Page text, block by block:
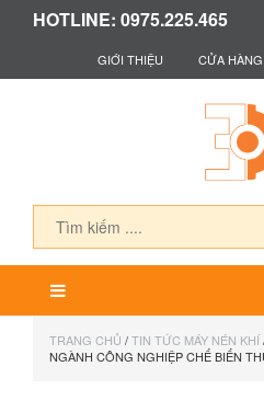
HOTLINE: 0975.225.465
GIỚI THIỆU CỬA HÀNG
TRANG CHỦ /TIN TỨC MÁY NÉN KHÍ
NGÀNH CÔNG NGHIỆP CHẾ BIẾN